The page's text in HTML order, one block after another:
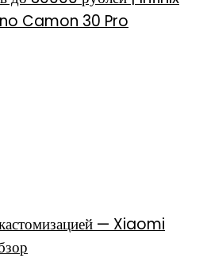
Camon 30 Pro
— Xiaomi